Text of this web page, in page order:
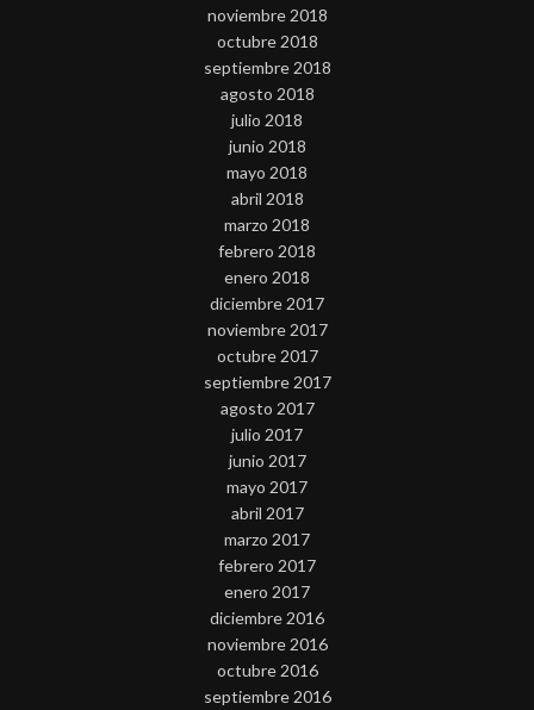
noviembre 2018
octubre 2018
septiembre 2018
agosto 2018
julio 2018
junio 2018
mayo 2018
abril 2018
marzo 2018
febrero 2018
enero 2018
diciembre 2017
noviembre 2017
octubre 2017
septiembre 2017
agosto 2017
julio 2017
junio 2017
mayo 2017
abril 2017
marzo 2017
febrero 2017
enero 2017
diciembre 2016
noviembre 2016
octubre 2016
septiembre 2016